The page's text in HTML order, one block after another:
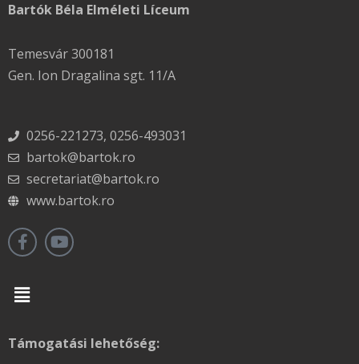
Bartók Béla Elméleti Líceum
Temesvár 300181
Gen. Ion Dragalina sgt. 11/A
0256-221273, 0256-493031
bartok@bartok.ro
secretariat@bartok.ro
www.bartok.ro
Menu
Támogatási lehetőség: